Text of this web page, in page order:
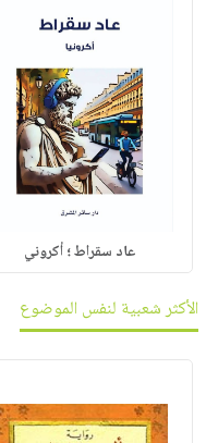
عاد سقراط ؛ أكروني
الأكثر شعبية لنفس الموضوع